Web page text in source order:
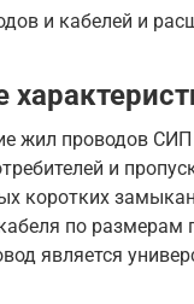
и кабелей и
жил проводов
и
коротких
по размерам
является